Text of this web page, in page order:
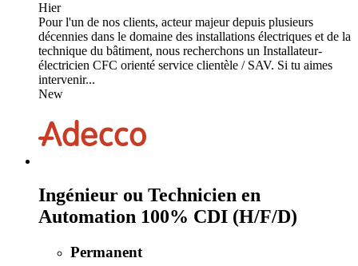
Hier
Pour l'un de nos clients, acteur majeur depuis plusieurs
décennies dans le domaine des installations électriques et de la
technique du bâtiment, nous recherchons un Installateur-
électricien CFC orienté service clientèle / SAV. Si tu aimes
intervenir...
New
Ingénieur ou Technicien en
Automation 100% CDI (H/F/D)
Permanent